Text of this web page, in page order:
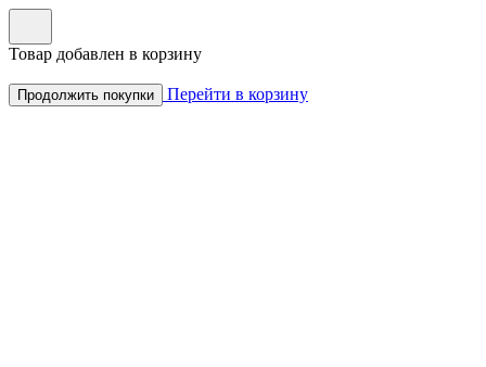
Товар добавлен в корзину
Продолжить покупки Перейти в корзину